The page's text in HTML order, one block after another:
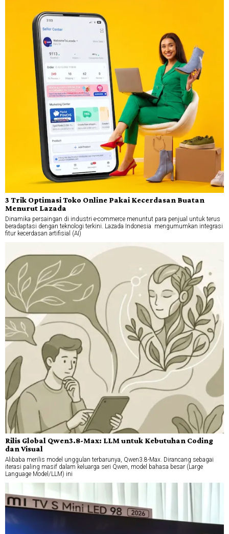
3 Trik Optimasi Toko Online Pakai Kecerdasan Buatan
Menurut Lazada
Dinamika persaingan di industri e-commerce menuntut para penjual untuk terus
beradaptasi dengan teknologi terkini. Lazada Indonesia mengumumkan integrasi
fitur kecerdasan artifisial (AI)
Rilis Global Qwen3.8-Max: LLM untuk Kebutuhan Coding
dan Visual
Alibaba merilis model unggulan terbarunya, Qwen3.8-Max. Dirancang sebagai
iterasi paling masif dalam keluarga seri Qwen, model bahasa besar (Large
Language Model/LLM) ini